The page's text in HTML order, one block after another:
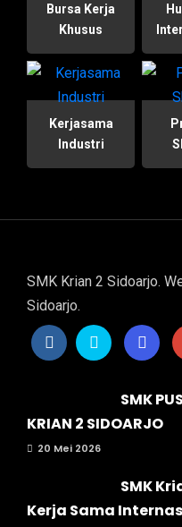
Bursa Kerja
Khusus
Kerjasama
Industri
SMK Krian 2 Sidoarjo.
Sidoarjo.
SMK
KRIAN 2 SIDOARJO
20 Mei 2026
SMK
Kerja Sama